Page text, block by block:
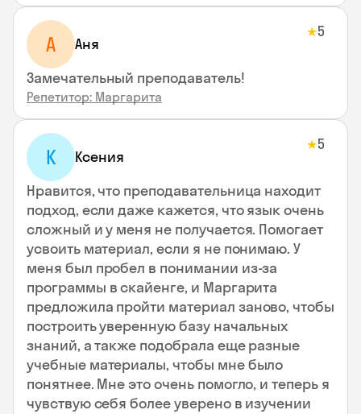
А Аня
★5
Замечательный преподаватель!
Репетитор: Маргарита
К Ксения
★5
Нравится, что преподавательница находит
подход, если даже кажется, что язык очень
сложный и у меня не получается. Помогает
усвоить материал, если я не понимаю. У
меня был пробел в понимании из-за
программы в скайенге, и Маргарита
предложила пройти материал заново, чтобы
построить уверенную базу начальных
знаний, а также подобрала еще разные
учебные материалы, чтобы мне было
понятнее. Мне это очень помогло, и теперь я
чувствую себя более уверено в изучении